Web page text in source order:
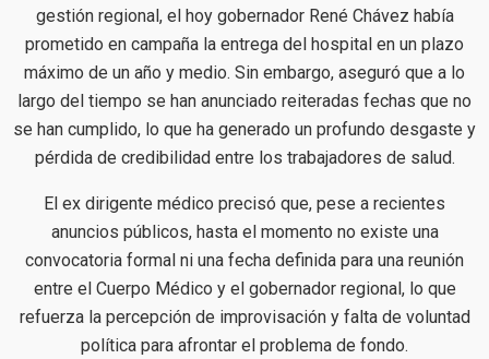
gestión regional, el hoy gobernador René Chávez había
prometido en campaña la entrega del hospital en un plazo
máximo de un año y medio. Sin embargo, aseguró que a lo
largo del tiempo se han anunciado reiteradas fechas que no
se han cumplido, lo que ha generado un profundo desgaste y
pérdida de credibilidad entre los trabajadores de salud.
El ex dirigente médico precisó que, pese a recientes
anuncios públicos, hasta el momento no existe una
convocatoria formal ni una fecha definida para una reunión
entre el Cuerpo Médico y el gobernador regional, lo que
refuerza la percepción de improvisación y falta de voluntad
política para afrontar el problema de fondo.